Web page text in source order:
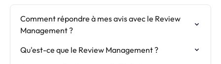
Comment répondre à mes avis avec le Review
Management ?
Qu'est-ce que le Review Management ?